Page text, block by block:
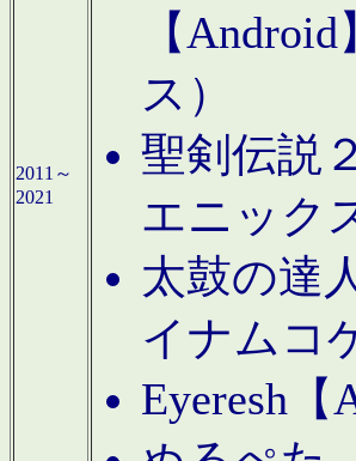
2011～
2021
【
ス）
聖剣伝説
エニック
太鼓の達
イナムコ
Eyeresh